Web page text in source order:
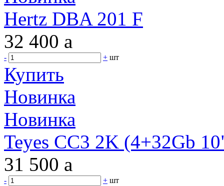
Hertz DBA 201 F
32 400 a
- + шт
Купить
Новинка
Новинка
Teyes CC3 2K (4+32Gb
31 500 a
- + шт